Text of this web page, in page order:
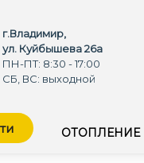
г.Владимир,
ул. Куйбышева 26а
ПН-ПТ: 8:30 - 17:00
СБ, ВС: выходной
ОТОПЛЕНИЕ